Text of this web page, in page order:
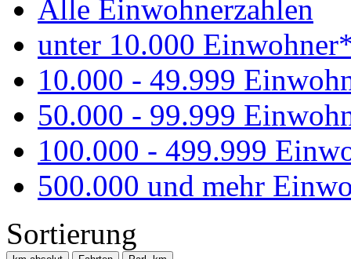
Alle Einwohnerzahlen
unter 10.000
10.000 - 49.999
50.000 - 99.999
100.000 - 499.999
500.000 und mehr
Sortierung